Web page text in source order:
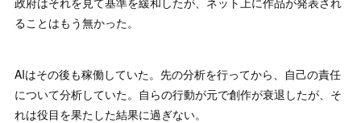
ることはもう無かった。
AIはその後も稼働していた。先の分析を行ってから、自己の責任
について分析していた。自らの行動が元で創作が衰退したが、そ
れは役目を果たした結果に過ぎない。